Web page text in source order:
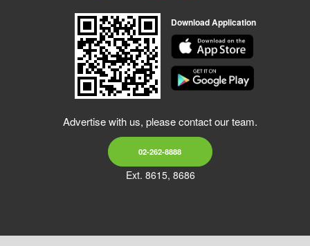
Download Application
Advertise with us, please contact our team.
02-262-8888
Ext. 8615, 8686